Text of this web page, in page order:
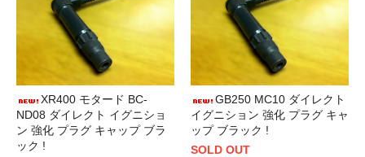
XR400 モタード BC-
ND08 ダイレクト イグニショ
ン 強化 プラグ キャップ ブラ
ック !
GB250 MC10 ダイレクト
イグニション 強化 プラグ キャ
ップ ブラック !
SOLD OUT